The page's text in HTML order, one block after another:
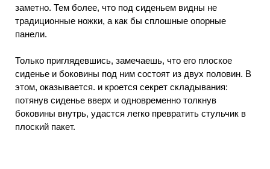
заметно. Тем более, что под сиденьем видны не
традиционные ножки, а как бы сплошные опорные
панели.
Только приглядевшись, замечаешь, что его плоское
сиденье и боковины под ним состоят из двух половин. В
этом, оказывается. и кроется секрет складывания:
потянув сиденье вверх и одновременно толкнув
боковины внутрь, удастся легко превратить стульчик в
плоский пакет.